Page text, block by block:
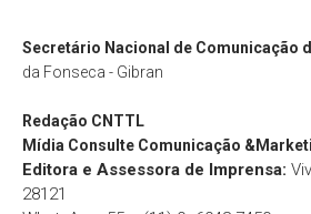
Secretário Nacional de Comunicação
da Fonseca - Gibran
Redação CNTTL
Mídia Consulte Comunicação
Editora e Assessora de Imprensa:
28121